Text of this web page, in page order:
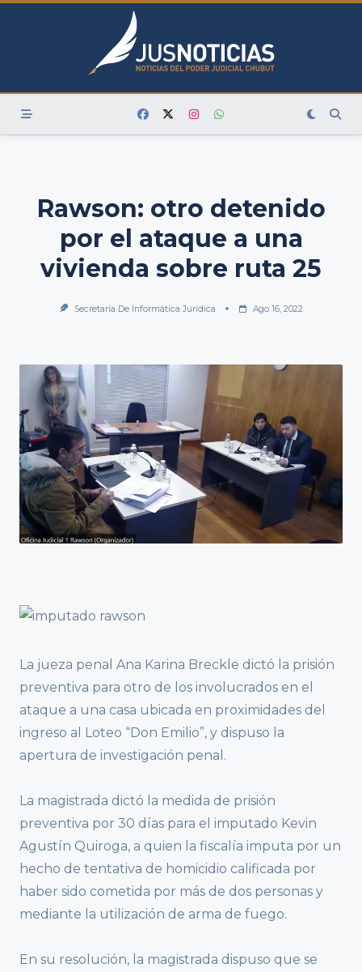
Skip
Rawson: otro detenido
por el ataque a una
vivienda sobre ruta 25
Secretaría De Informática Jurídica Ago 16, 2022
La jueza penal Ana Karina Breckle dictó la prisión
preventiva para otro de los involucrados en el
ataque a una casa ubicada en proximidades del
ingreso al Loteo “Don Emilio”, y dispuso la
apertura de investigación penal.
La magistrada dictó la medida de prisión
preventiva por 30 días para el imputado Kevin
Agustín Quiroga, a quien la fiscalía imputa por un
hecho de tentativa de homicidio calificada por
haber sido cometida por más de dos personas y
mediante la utilización de arma de fuego.
En su resolución, la magistrada dispuso que se